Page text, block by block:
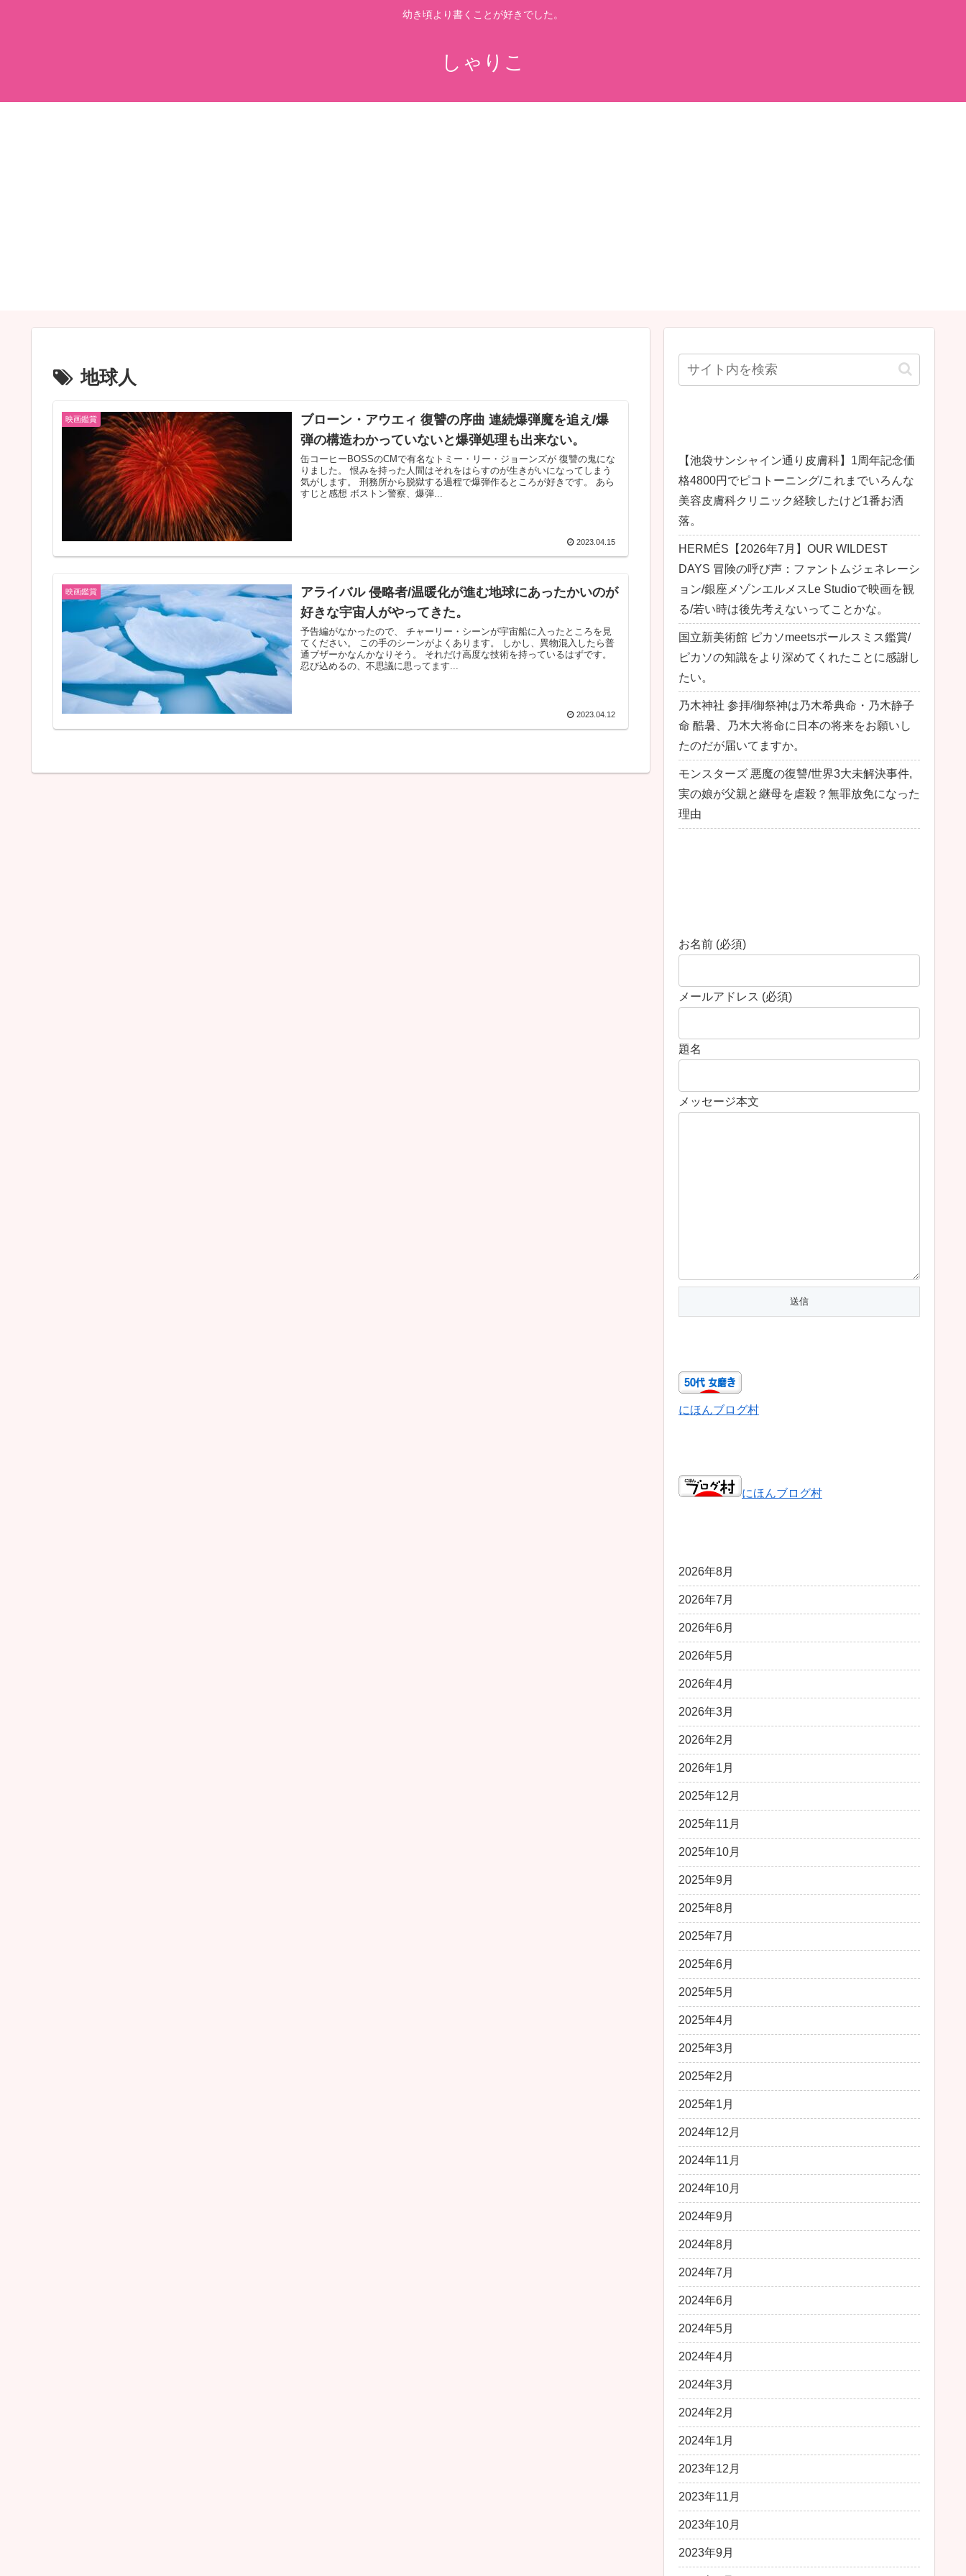
幼き頃より書くことが好きでした。
しゃりこ
地球人
映画鑑賞
ブローン・アウエィ 復讐の序曲 連続爆弾魔を追え/爆
弾の構造わかっていないと爆弾処理も出来ない。
缶コーヒーBOSSのCMで有名なトミー・リー・ジョーンズが 復讐の鬼にな
りました。 恨みを持った人間はそれをはらすのが生きがいになってしまう
気がします。 刑務所から脱獄する過程で爆弾作るところが好きです。 あら
すじと感想 ボストン警察、爆弾...
2023.04.15
映画鑑賞
アライバル 侵略者/温暖化が進む地球にあったかいのが
好きな宇宙人がやってきた。
予告編がなかったので、 チャーリー・シーンが宇宙船に入ったところを見
てください。 この手のシーンがよくあります。 しかし、異物混入したら普
通ブザーかなんかなりそう。 それだけ高度な技術を持っているはずです。
忍び込めるの、不思議に思ってます...
2023.04.12
【池袋サンシャイン通り皮膚科】1周年記念価
格4800円でピコトーニング/これまでいろんな
美容皮膚科クリニック経験したけど1番お洒
落。
HERMÉS【2026年7月】OUR WILDEST
DAYS 冒険の呼び声：ファントムジェネレーシ
ョン/銀座メゾンエルメスLe Studioで映画を観
る/若い時は後先考えないってことかな。
国立新美術館 ピカソmeetsポールスミス鑑賞/
ピカソの知識をより深めてくれたことに感謝し
たい。
乃木神社 参拝/御祭神は乃木希典命・乃木静子
命 酷暑、乃木大将命に日本の将来をお願いし
たのだが届いてますか。
モンスターズ 悪魔の復讐/世界3大未解決事件,
実の娘が父親と継母を虐殺？無罪放免になった
理由
お名前 (必須)
メールアドレス (必須)
題名
メッセージ本文
にほんブログ村
にほんブログ村
2026年8月
2026年7月
2026年6月
2026年5月
2026年4月
2026年3月
2026年2月
2026年1月
2025年12月
2025年11月
2025年10月
2025年9月
2025年8月
2025年7月
2025年6月
2025年5月
2025年4月
2025年3月
2025年2月
2025年1月
2024年12月
2024年11月
2024年10月
2024年9月
2024年8月
2024年7月
2024年6月
2024年5月
2024年4月
2024年3月
2024年2月
2024年1月
2023年12月
2023年11月
2023年10月
2023年9月